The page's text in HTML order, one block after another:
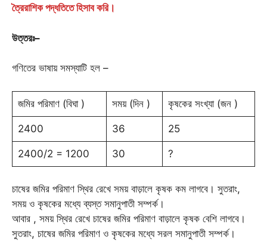
ত্রৈরাশিক পদ্ধতিতে হিসাব করি।
উত্তরঃ–
গণিতের ভাষায় সমস্যাটি হল –
জমির পরিমাণ (বিঘা ) সময় (দিন ) কৃষকের সংখ্যা (জন )
2400 36 25
2400/2 = 1200 30 ?
চাষের জমির পরিমাণ স্থির রেখে সময় বাড়ালে কৃষক কম লাগবে। সুতরাং,
সময় ও কৃষকের মধ্যে ব্যস্ত সমানুপাতী সম্পর্ক।
আবার , সময় স্থির রেখে চাষের জমির পরিমাণ বাড়ালে কৃষক বেশি লাগবে।
সুতরাং, চাষের জমির পরিমাণ ও কৃষকের মধ্যে সরল সমানুপাতী সম্পর্ক।